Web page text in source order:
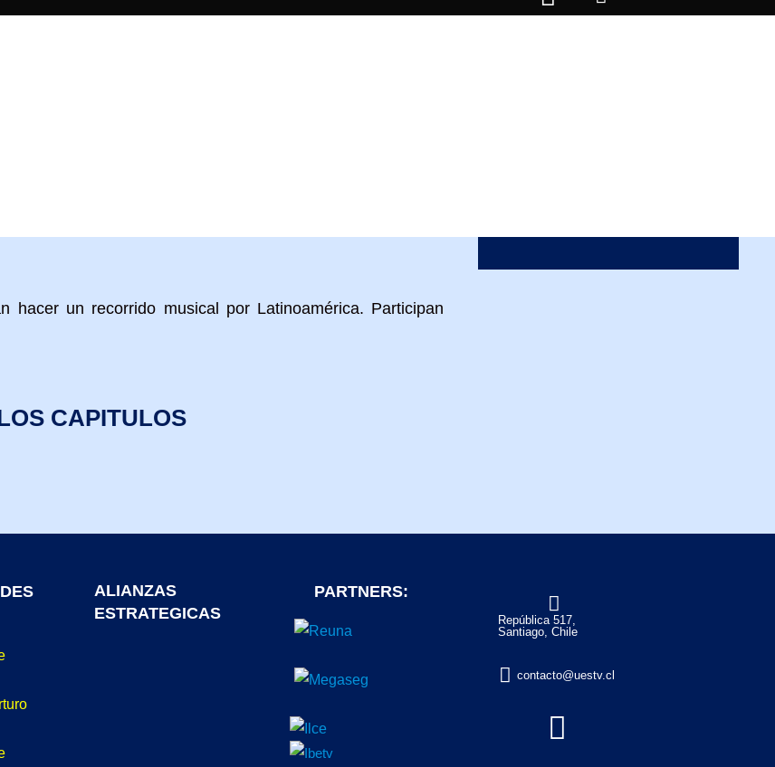
un recorrido musical por Latinoamérica. Participan
CAPITULOS
ALIANZAS
ESTRATEGICAS
PARTNERS:

República 517,
Santiago, Chile
 contacto@uestv.cl
